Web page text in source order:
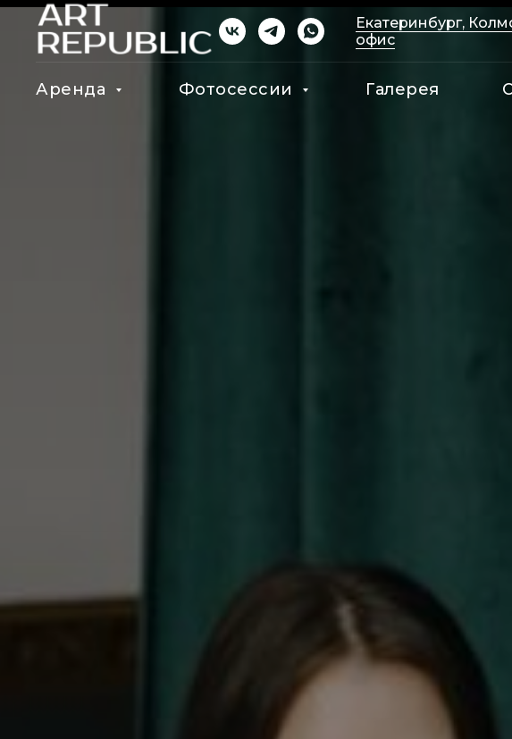
Екатеринбург,
офис
Аренда Фотосессии Галерея